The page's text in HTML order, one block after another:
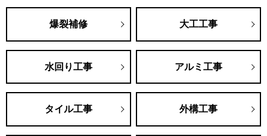
爆裂補修 大工工事
水回り工事 アルミ工事
タイル工事 外構工事